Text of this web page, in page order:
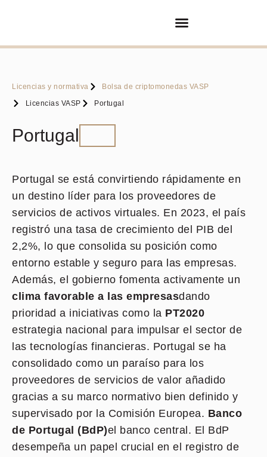
Licencias y normativa
Bolsa de criptomonedas VASP
Licencias VASP
Portugal
Portugal
Portugal se está convirtiendo rápidamente en
un destino líder para los proveedores de
servicios de activos virtuales. En 2023, el país
registró una tasa de crecimiento del PIB del
2,2%, lo que consolida su posición como
entorno estable y seguro para las empresas.
Además, el gobierno fomenta activamente un
clima favorable a las empresasdando
prioridad a iniciativas como la PT2020
estrategia nacional para impulsar el sector de
las tecnologías financieras. Portugal se ha
consolidado como un paraíso para los
proveedores de servicios de valor añadido
gracias a su marco normativo bien definido y
supervisado por la Comisión Europea. Banco
de Portugal (BdP)el banco central. El BdP
desempeña un papel crucial en el registro de